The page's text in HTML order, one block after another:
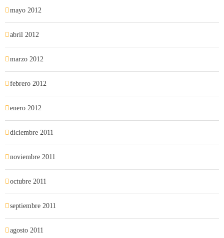
mayo 2012
abril 2012
marzo 2012
febrero 2012
enero 2012
diciembre 2011
noviembre 2011
octubre 2011
septiembre 2011
agosto 2011